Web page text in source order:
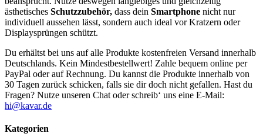
ästhetisches Schutzzubehör, dass dein Smartphone nicht nur
individuell aussehen lässt, sondern auch ideal vor Kratzern oder
Displaysprüngen schützt.
Du erhältst bei uns auf alle Produkte kostenfreien Versand innerhalb
Deutschlands. Kein Mindestbestellwert! Zahle bequem online per
PayPal oder auf Rechnung. Du kannst die Produkte innerhalb von
30 Tagen zurück schicken, falls sie dir doch nicht gefallen. Hast du
Fragen? Nutze unseren Chat oder schreib‘ uns eine E-Mail:
hi@kavar.de
Kategorien